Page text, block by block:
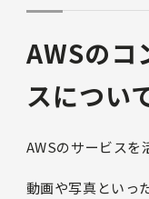
AWSのコ
スについ
AWSのサービスを
動画や写真といっ